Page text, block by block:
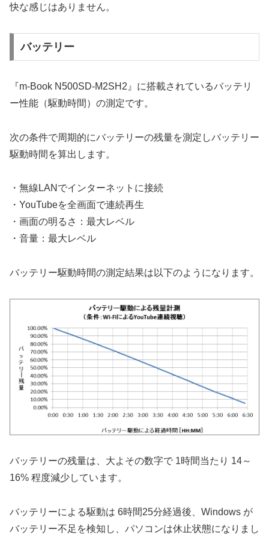
快な感じはありません。
バッテリー
『m-Book N500SD-M2SH2』に搭載されているバッテリ
ー性能（駆動時間）の測定です。
次の条件で周期的にバッテリーの残量を測定しバッテリー
駆動時間を算出します。
・無線LANでインターネットに接続
・YouTubeを全画面で連続再生
・画面の明るさ：最大レベル
・音量：最大レベル
バッテリー駆動時間の測定結果は以下のようになります。
バッテリーの残量は、大よその数字で 1時間当たり 14～
16% 程度減少しています。
バッテリーによる駆動は 6時間25分経過後、Windows が
バッテリー不足を検知し、パソコンは休止状態になりまし